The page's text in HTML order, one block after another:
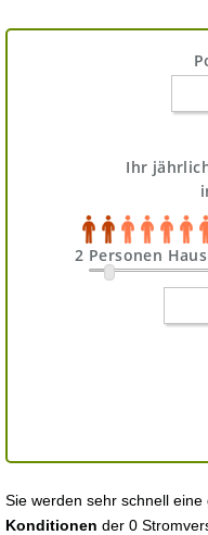
Ihr
2 Personen
Sie werden sehr schnell eine
Konditionen der 0